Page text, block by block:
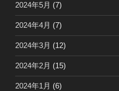
2024年5月 (7)
2024年4月 (7)
2024年3月 (12)
2024年2月 (15)
2024年1月 (6)